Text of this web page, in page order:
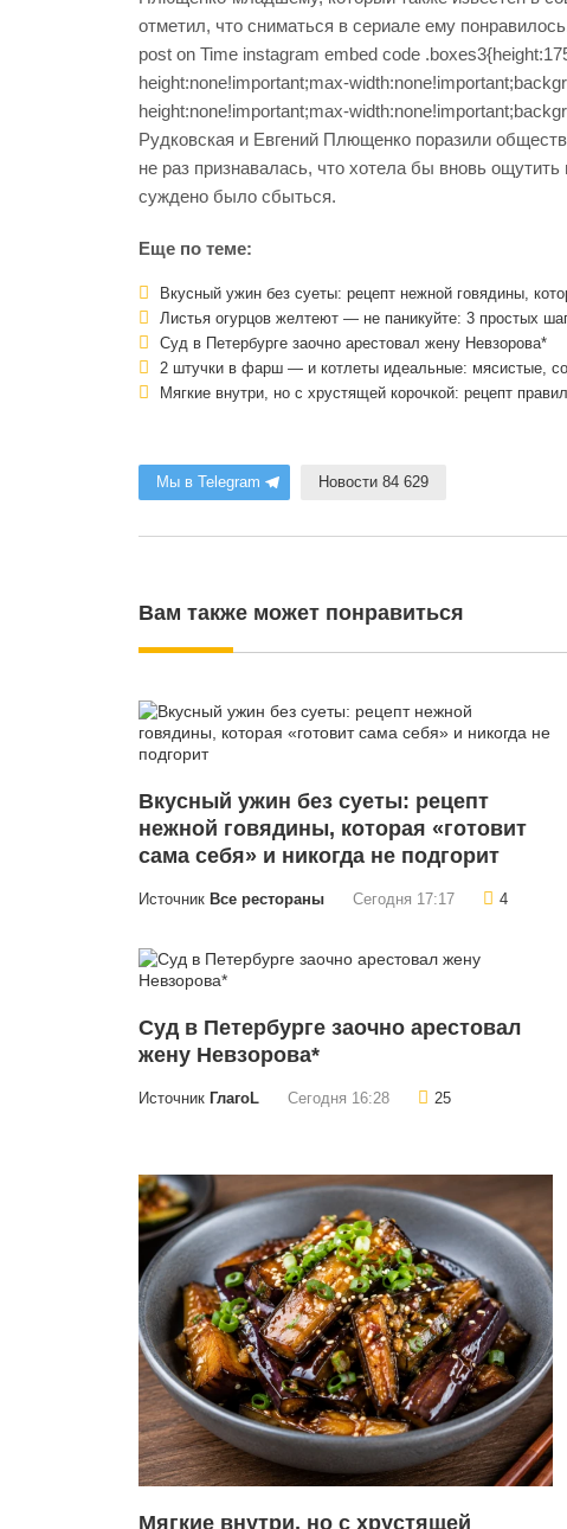
отметил, что сниматься в сериале ему
post on Time instagram embed code
height:none!important;max-
height:none!important;max-
Рудковская и Евгений Плющенко поразили
не раз признавалась, что хотела бы вновь
суждено было сбыться.
Еще по теме:
Вкусный ужин без суеты: рецепт нежной говядины,
Листья огурцов желтеют — не паникуйте: 3 простых
Суд в Петербурге заочно арестовал жену Невзорова*
2 штучки в фарш — и котлеты идеальные: мясистые,
Мягкие внутри, но с хрустящей корочкой: рецепт
Мы в Telegram Новости 84 629
Вам также может понравиться
Вкусный ужин без суеты: рецепт
нежной говядины, которая «готовит
сама себя» и никогда не подгорит
Источник Все рестораны Сегодня 17:17 4
Суд в Петербурге заочно арестовал
жену Невзорова*
Источник ГлагоL Сегодня 16:28 25
Мягкие внутри, но с хрустящей